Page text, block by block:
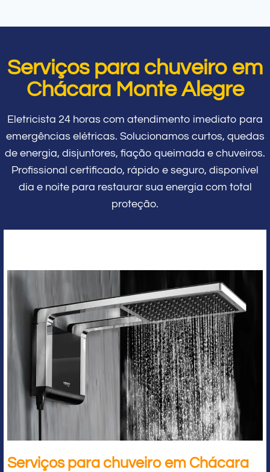
Serviços para chuveiro em
Chácara Monte Alegre
Eletricista 24 horas com atendimento imediato para
emergências elétricas. Solucionamos curtos, quedas
de energia, disjuntores, fiação queimada e chuveiros.
Profissional certificado, rápido e seguro, disponível
dia e noite para restaurar sua energia com total
proteção.
Serviços para chuveiro em Chácara